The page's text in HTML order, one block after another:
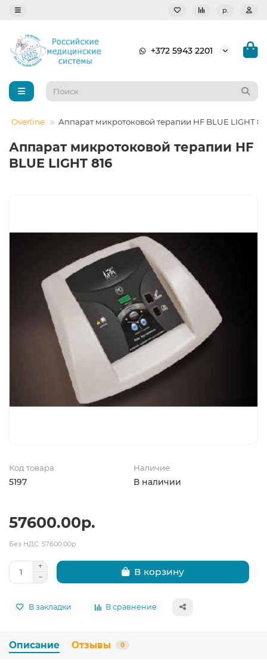
р.
+372 5943 2201
Overline Аппарат микротоковой терапии HF BLUE LIGHT
Аппарат микротоковой терапии HF
BLUE LIGHT 816
Код товара
5197
Наличие
В наличии
57600.00р.
Без НДС: 57600.00р.
В корзину
В закладки В сравнение
Описание Отзывы 0